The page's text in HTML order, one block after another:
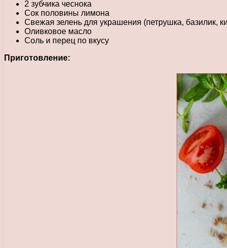
2 зубчика чеснока
Сок половины лимона
Свежая зелень для украшения (петрушка, базилик,
Оливковое масло
Соль и перец по вкусу
Приготовление: